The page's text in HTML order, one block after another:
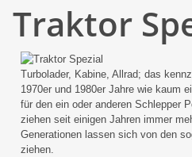
Traktor
Turbolader, Kabine, Allrad; das
1970er und 1980er Jahre wie kaum
für den ein oder anderen Schlepper
ziehen seit einigen Jahren immer
Generationen lassen sich von den
ziehen.